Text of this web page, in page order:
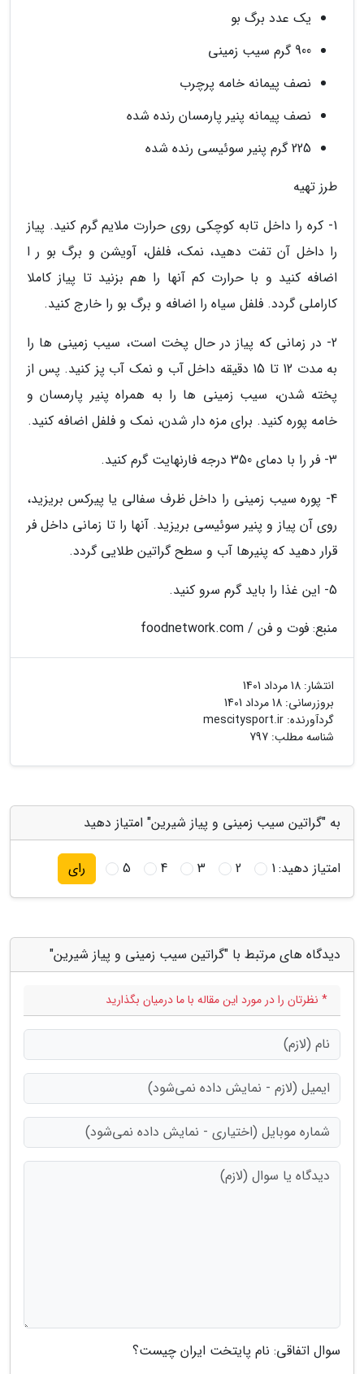
یک عدد برگ بو
900 گرم سیب زمینی
نصف پیمانه خامه پرچرب
نصف پیمانه پنیر پارمسان رنده شده
225 گرم پنیر سوئیسی رنده شده
طرز تهیه
1- کره را داخل تابه کوچکی روی حرارت ملایم گرم کنید. پیاز
را داخل آن تفت دهید، نمک، فلفل، آویشن و برگ بو ر ا
اضافه کنید و با حرارت کم آنها را هم بزنید تا پیاز کاملا
کاراملی گردد. فلفل سیاه را اضافه و برگ بو را خارج کنید.
2- در زمانی که پیاز در حال پخت است، سیب زمینی ها را
به مدت 12 تا 15 دقیقه داخل آب و نمک آب پز کنید. پس از
پخته شدن، سیب زمینی ها را به همراه پنیر پارمسان و
خامه پوره کنید. برای مزه دار شدن، نمک و فلفل اضافه کنید.
3- فر را با دمای 350 درجه فارنهایت گرم کنید.
4- پوره سیب زمینی را داخل ظرف سفالی یا پیرکس بریزید،
روی آن پیاز و پنیر سوئیسی بریزید. آنها را تا زمانی داخل فر
قرار دهید که پنیرها آب و سطح گراتین طلایی گردد.
5- این غذا را باید گرم سرو کنید.
منبع: فوت و فن / foodnetwork.com
انتشار: 18 مرداد 1401
بروزرسانی: 18 مرداد 1401
گردآورنده: mescitysport.ir
شناسه مطلب: 797
به "گراتین سیب زمینی و پیاز شیرین" امتیاز دهید
امتیاز دهید:1
2
3
4
5 رای
دیدگاه های مرتبط با "گراتین سیب زمینی و پیاز شیرین"
* نظرتان را در مورد این مقاله با ما درمیان بگذارید
سوال اتفاقی: نام پایتخت ایران چیست؟